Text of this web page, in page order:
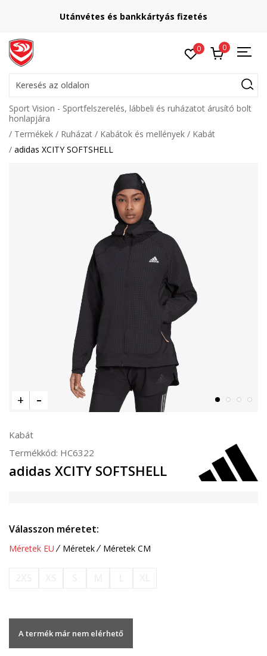
Utánvétes és bankkártyás fizetés
0 0
Keresés az oldalon
Sport Vision - Sportfelszerelés, lábbeli és ruházatot árusító bolt
honlapjára
Termékek
Ruházat Kabátok és mellények
Kabát
adidas XCITY SOFTSHELL
Kabát
Termékkód: HC6322
adidas XCITY SOFTSHELL
Válasszon méretet:
Méretek EU Méretek Méretek CM
A termék már nem elérhető